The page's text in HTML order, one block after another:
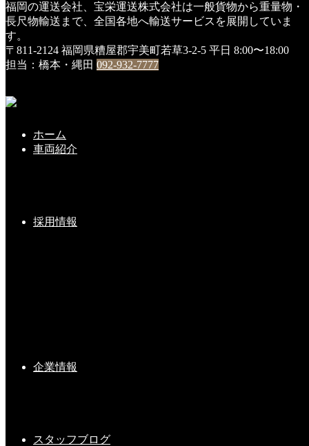
福岡の運送会社、宝栄運送株式会社は一般貨物から重量物・
長尺物輸送まで、全国各地へ輸送サービスを展開していま
す。
〒811-2124 福岡県糟屋郡宇美町若草3-2-5 平日 8:00〜18:00
担当：橋本・縄田 092-932-7777
ホーム
車両紹介
採用情報
企業情報
スタッフブログ
HOME
スタッフ
第３回・宝栄カップ開催②
2018年9月26日
弊社社長・宮﨑による、「今日一日、怪我なく、楽しくラウ
ンドしましょう」との開会の挨拶。
フェアウェイど真ん中！さすがです！！